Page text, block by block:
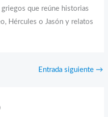
que reúne historias
Hércules o Jasón y relatos
Entrada siguiente →